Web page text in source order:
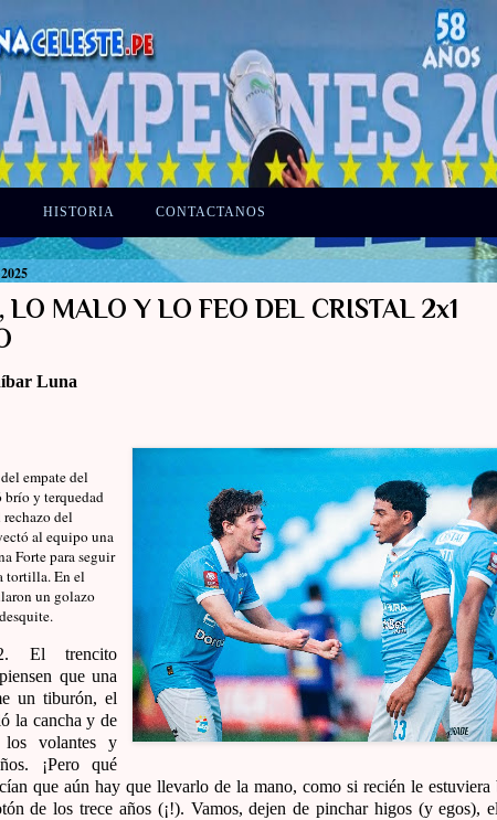
HISTORIA CONTACTANOS
LO MALO Y LO FEO DEL CRISTAL 2x1
Luna
empate del
y terquedad
del
al equipo una
Forte para seguir
tortilla. En el
un golazo
El trencito
que una
un tiburón, el
la cancha y de
los volantes y
¡Pero qué
que aún hay que llevarlo de la mano, como si recién le estuviera
de los trece años (¡!). Vamos, dejen de pinchar higos (y egos),